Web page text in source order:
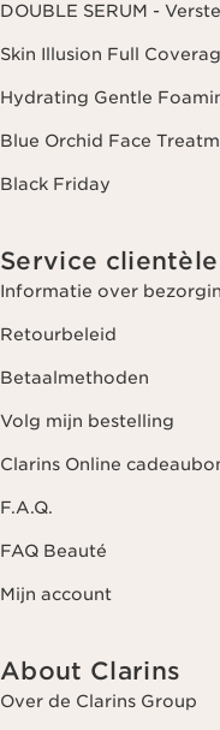
DOUBLE SERUM -
Skin Illusion Full
Hydrating Gentle
Blue Orchid Face
Black Friday
Service clientèle
Informatie over
Retourbeleid
Betaalmethoden
Volg mijn bestelling
Clarins Online
F.A.Q.
FAQ Beauté
Mijn account
About Clarins
Over de Clarins Group